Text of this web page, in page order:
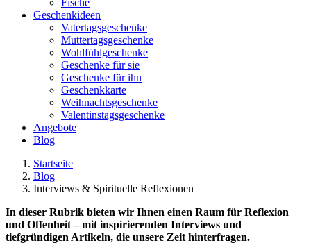
Fische
Geschenkideen
Vatertagsgeschenke
Muttertagsgeschenke
Wohlfühlgeschenke
Geschenke für sie
Geschenke für ihn
Geschenkkarte
Weihnachtsgeschenke
Valentinstagsgeschenke
Angebote
Blog
Startseite
Blog
Interviews & Spirituelle Reflexionen
In dieser Rubrik bieten wir Ihnen einen Raum für Reflexion
und Offenheit – mit inspirierenden Interviews und
tiefgründigen Artikeln, die unsere Zeit hinterfragen.